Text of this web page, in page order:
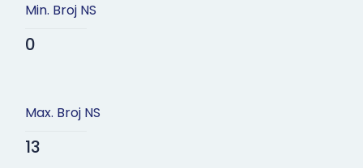
Min. Broj NS
0
Max. Broj NS
13